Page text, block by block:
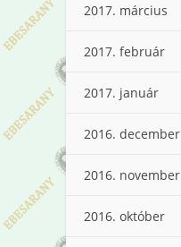
2017. március
2017. február
2017. január
2016. december
2016. november
2016. október